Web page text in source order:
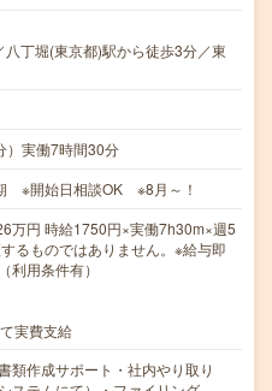
丁堀(東京都)駅から徒歩3分／東
）実働7時間30分
※開始日相談OK ※8月～！
円 時給1750円×実働7h30m×週5
るものではありません。※給与即
利用条件有）
実費支給
類作成サポート・社内やり取り